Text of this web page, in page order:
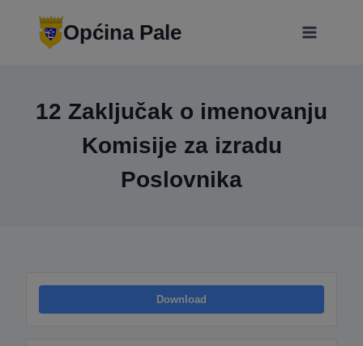
Općina Pale
12 Zaključak o imenovanju
Komisije za izradu
Poslovnika
Download